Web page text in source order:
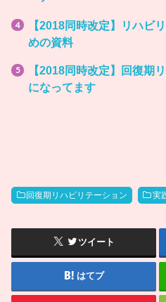
【2018同時改定】リハビ
めの資料
【2018同時改定】回復期
になってます
回復期リハビリテーション 実
ツイート
はてブ